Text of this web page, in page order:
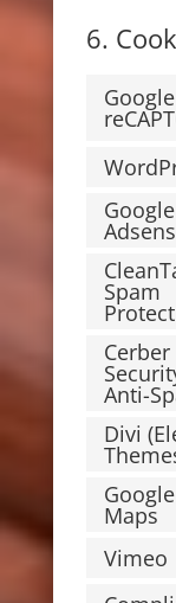
6.
Google
Google
Spam
Protect
Cerber
Anti-
Divi
Google
Maps
Vimeo